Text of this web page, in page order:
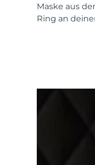
Maske aus
Ring an